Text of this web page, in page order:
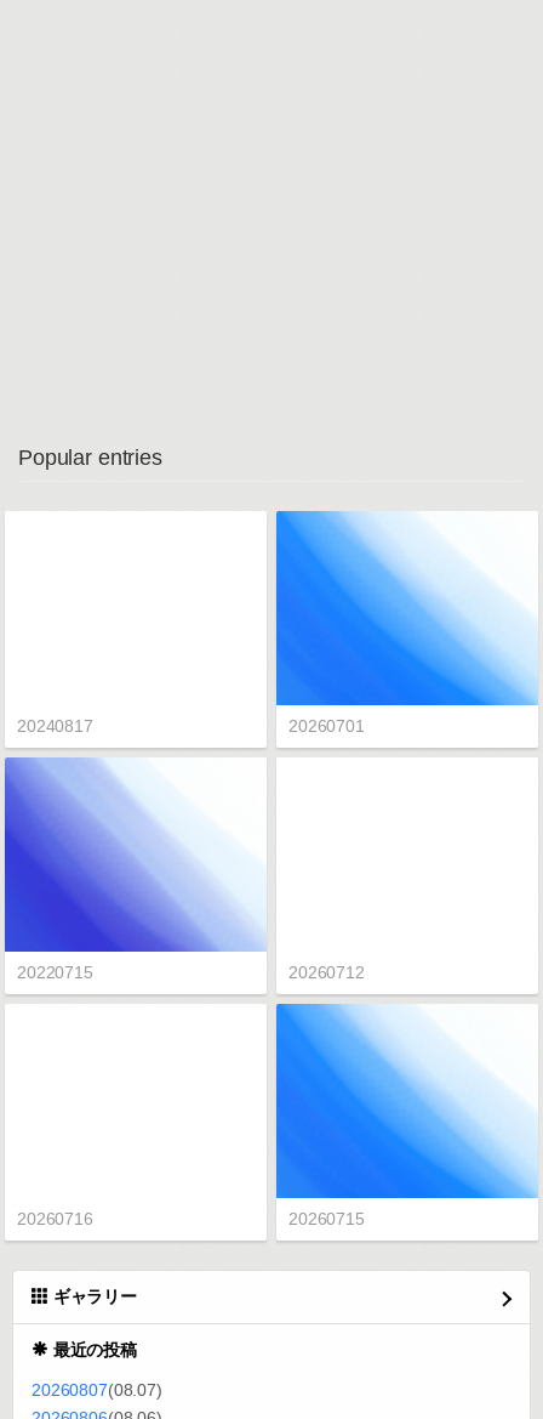
Popular entries
20240817 20260701
20220715 20260712
20260716 20260715
ギャラリー
最近の投稿
20260807(08.07)